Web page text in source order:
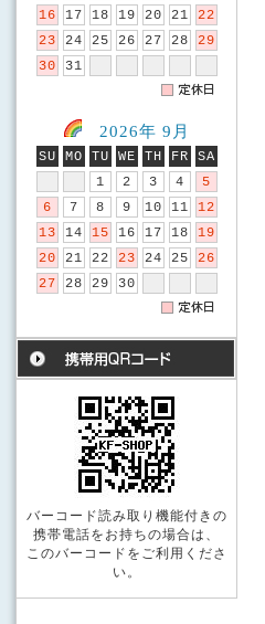
16
17 18 19 20 21
22
23
24 25 26 27 28
29
30
31
2026年 9月
SU MO TU WE TH FR
SA
1
2 3 4
5
6
7 8 9 10 11
12
13
14 15 16 17 18
19
20
21 22 23 24 25
26
27
28 29 30
バーコード読み取り機能付きの
携帯電話をお持ちの場合は、
このバーコードをご利用くださ
い。